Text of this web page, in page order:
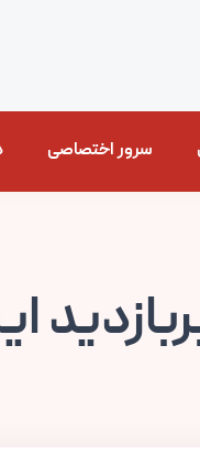
سرور اختصاصی